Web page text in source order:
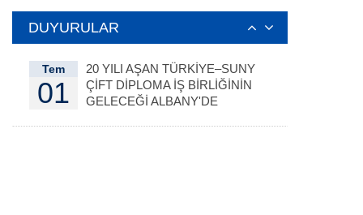
DUYURULAR
Tem
01
20 YILI AŞAN TÜRKİYE–SUNY
ÇİFT DİPLOMA İŞ BİRLİĞİNİN
GELECEĞİ ALBANY'DE